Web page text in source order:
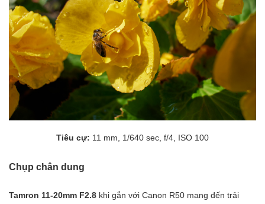
Tiêu cự: 11 mm, 1/640 sec, f/4, ISO 100
Chụp chân dung
Tamron 11-20mm F2.8 khi gắn với Canon R50 mang đến trải